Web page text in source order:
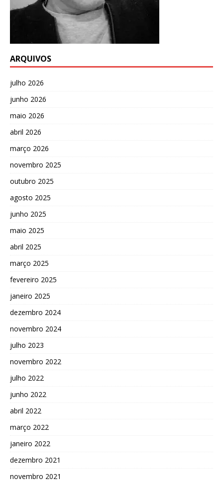
ARQUIVOS
julho 2026
junho 2026
maio 2026
abril 2026
março 2026
novembro 2025
outubro 2025
agosto 2025
junho 2025
maio 2025
abril 2025
março 2025
fevereiro 2025
janeiro 2025
dezembro 2024
novembro 2024
julho 2023
novembro 2022
julho 2022
junho 2022
abril 2022
março 2022
janeiro 2022
dezembro 2021
novembro 2021